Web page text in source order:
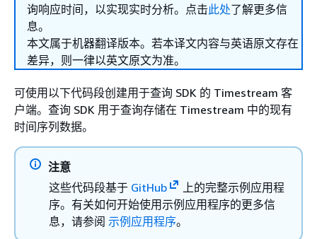
询响应时间，以实现实时分析。点击此处了解更多信
息。
本文属于机器翻译版本。若本译文内容与英语原文存在
差异，则一律以英文原文为准。
可使用以下代码段创建用于查询 SDK 的 Timestream 客
户端。查询 SDK 用于查询存储在 Timestream 中的现有
时间序列数据。
注意
这些代码段基于 GitHub
上的完整示例应用程
序。有关如何开始使用示例应用程序的更多信
息，请参阅 示例应用程序。